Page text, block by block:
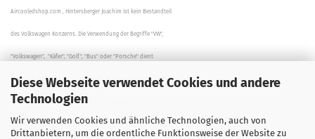
Diese Webseite verwendet Cookies und andere
Technologien
Wir verwenden Cookies und ähnliche Technologien, auch von
Drittanbietern, um die ordentliche Funktionsweise der Website zu
Aircooledshop.com , Hintersberger Joachim ist kein Bestandteil
des Volkswagen Konzerns. Die Verwendung der Begriffe "VW",
"Volkswagen", "Käfer", "Golf", "Bus" oder "Porsche" dient
der Beschreibung der Teile und stellt in keinem Fall eine direkte
Verbindung zu dem Unternehmen "Volkswagen" her/da.
Die Beschreibungen, Zeichnungen und Angaben zur